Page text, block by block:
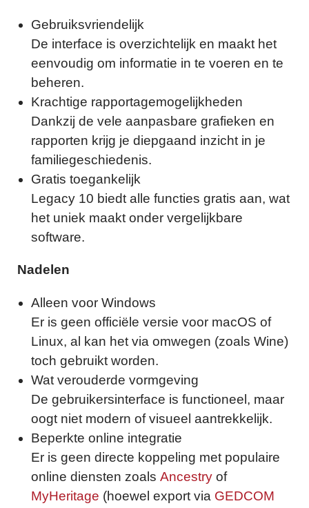
Gebruiksvriendelijk
De interface is overzichtelijk en maakt het
eenvoudig om informatie in te voeren en te
beheren.
Krachtige rapportagemogelijkheden
Dankzij de vele aanpasbare grafieken en
rapporten krijg je diepgaand inzicht in je
familiegeschiedenis.
Gratis toegankelijk
Legacy 10 biedt alle functies gratis aan, wat
het uniek maakt onder vergelijkbare
software.
Nadelen
Alleen voor Windows
Er is geen officiële versie voor macOS of
Linux, al kan het via omwegen (zoals Wine)
toch gebruikt worden.
Wat verouderde vormgeving
De gebruikersinterface is functioneel, maar
oogt niet modern of visueel aantrekkelijk.
Beperkte online integratie
Er is geen directe koppeling met populaire
online diensten zoals Ancestryof
MyHeritage (hoewel export via GEDCOM